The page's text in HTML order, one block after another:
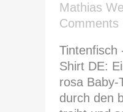
Mathias
Comments
Tintenfisch
Shirt DE:
rosa Baby-
durch den